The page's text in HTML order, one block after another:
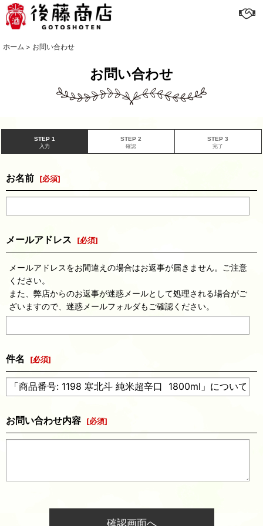
ホーム > お問い合わせ
お問い合わせ
STEP 1
入力
STEP 2
確認
STEP 3
完了
お名前 [必須]
メールアドレス [必須]
メールアドレスをお間違えの場合はお返事が届きません。ご注意
ください。
また、弊店からのお返事が迷惑メールとして処理される場合がご
ざいますので、迷惑メールフォルダもご確認ください。
件名 [必須]
お問い合わせ内容 [必須]
確認画面へ